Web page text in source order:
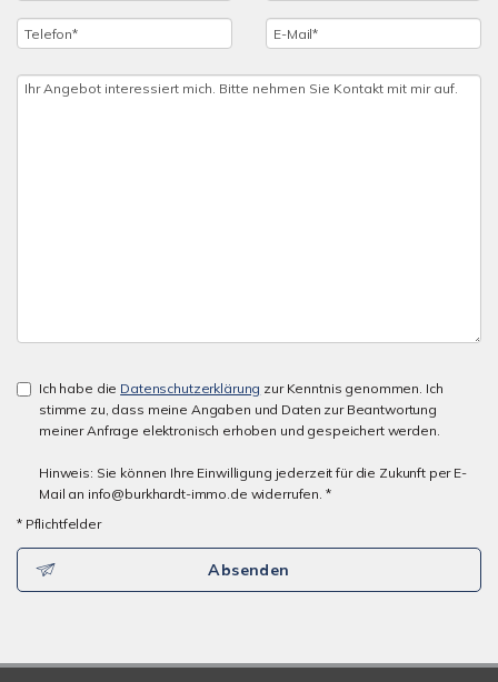
Ich habe die Datenschutzerklärung zur Kenntnis genommen. Ich
stimme zu, dass meine Angaben und Daten zur Beantwortung
meiner Anfrage elektronisch erhoben und gespeichert werden.
Hinweis: Sie können Ihre Einwilligung jederzeit für die Zukunft per E-
Mail an info@burkhardt-immo.de widerrufen. *
* Pflichtfelder
Absenden